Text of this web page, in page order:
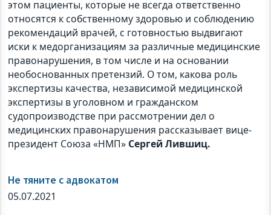
этом пациенты, которые не всегда ответственно
относятся к собственному здоровью и соблюдению
рекомендаций врачей, с готовностью выдвигают
иски к медорганизациям за различные медицинские
правонарушения, в том числе и на основании
необоснованных претензий. О том, какова роль
экспертизы качества, независимой медицинской
экспертизы в уголовном и гражданском
судопроизводстве при рассмотрении дел о
медицинских правонарушения рассказывает вице-
президент Союза «НМП» Сергей Лившиц.
Не тяните с адвокатом
05.07.2021